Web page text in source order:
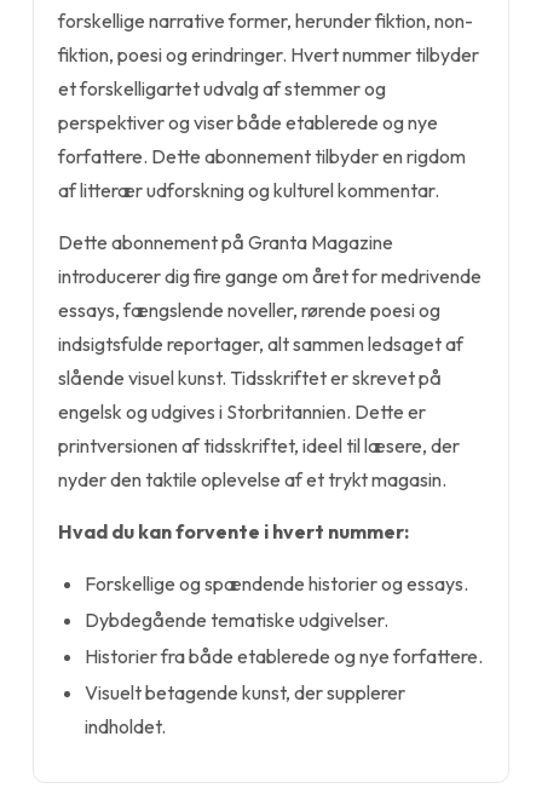
forskellige narrative former, herunder fiktion, non-
fiktion, poesi og erindringer. Hvert nummer tilbyder
et forskelligartet udvalg af stemmer og
perspektiver og viser både etablerede og nye
forfattere. Dette abonnement tilbyder en rigdom
af litterær udforskning og kulturel kommentar.
Dette abonnement på Granta Magazine
introducerer dig fire gange om året for medrivende
essays, fængslende noveller, rørende poesi og
indsigtsfulde reportager, alt sammen ledsaget af
slående visuel kunst. Tidsskriftet er skrevet på
engelsk og udgives i Storbritannien. Dette er
printversionen af tidsskriftet, ideel til læsere, der
nyder den taktile oplevelse af et trykt magasin.
Hvad du kan forvente i hvert nummer:
Forskellige og spændende historier og essays.
Dybdegående tematiske udgivelser.
Historier fra både etablerede og nye forfattere.
Visuelt betagende kunst, der supplerer
indholdet.